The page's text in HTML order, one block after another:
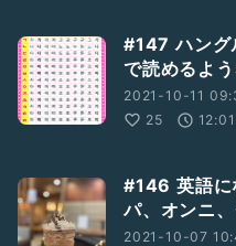
#147 ハング
で読めるよう
2021-10-11
25
12:01
#146 英語に
パ、オンニ
2021-10-07